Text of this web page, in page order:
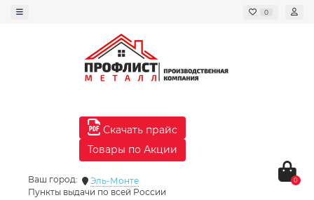
0
Скачать прайс
Товары по Акции
Ваш город:
Эль-Монте
Пункты выдачи по всей России
0